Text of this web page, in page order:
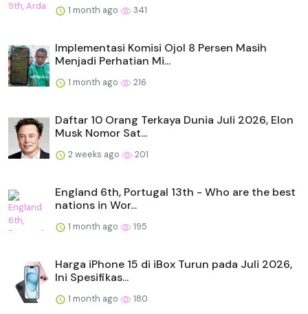
1 month ago 341
Implementasi Komisi Ojol 8 Persen Masih
Menjadi Perhatian Mi...
1 month ago 216
Daftar 10 Orang Terkaya Dunia Juli 2026, Elon
Musk Nomor Sat...
2 weeks ago 201
England 6th, Portugal 13th - Who are the best
nations in Wor...
1 month ago 195
Harga iPhone 15 di iBox Turun pada Juli 2026,
Ini Spesifikas...
1 month ago 180